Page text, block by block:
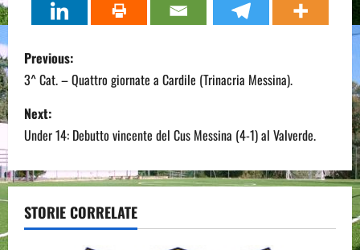
P
o
s
t
n
a
Previous:
3^ Cat. – Quattro giornate a Cardile (Trinacria Messina).
Next:
Under 14: Debutto vincente del Cus Messina (4-1) al Valverde.
STORIE CORRELATE